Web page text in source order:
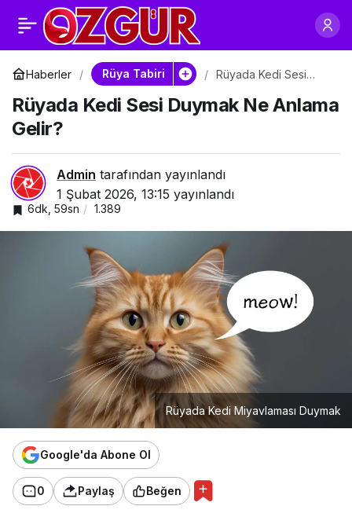
Haberler Rüya Tabiri
Rüyada Kedi Sesi
Gelir?
Rüyada Kedi Sesi Duymak Ne Anlama
Gelir?
Admin tarafından yayınlandı
1 Şubat 2026, 13:15 yayınlandı
6dk, 59sn 1.389
Rüyada Kedi Miyavlaması Duymak
Google'da Abone Ol
0 Paylaş Beğen
Rüyada Kedi
Miyavlaması Duymak
Ne Anlama Gelir?
Paylaş